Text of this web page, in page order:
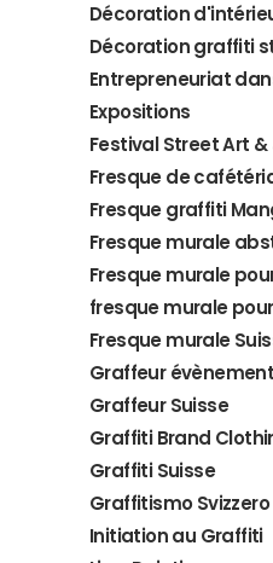
Décoration
Décoration graffiti
Entrepreneuriat
Expositions
Festival Street Art
Fresque de
Fresque graffiti
Fresque murale
Fresque murale
fresque murale
Fresque murale
Graffeur
Graffeur Suisse
Graffiti Brand
Graffiti Suisse
Graffitismo Svizzero
Initiation au Graffiti